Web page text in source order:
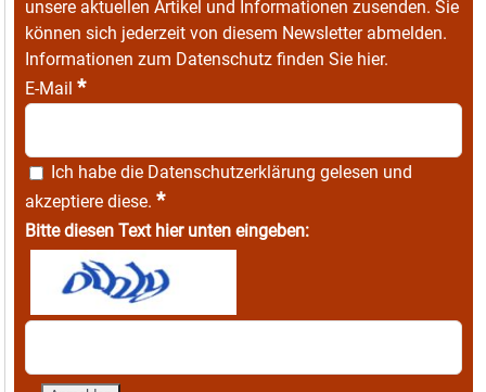
unsere aktuellen Artikel und Informationen zusenden. Sie
können sich jederzeit von diesem Newsletter abmelden.
Informationen zum Datenschutz finden Sie hier.
E-Mail *
Ich habe die Datenschutzerklärung gelesen und
akzeptiere diese. *
Bitte diesen Text hier unten eingeben: